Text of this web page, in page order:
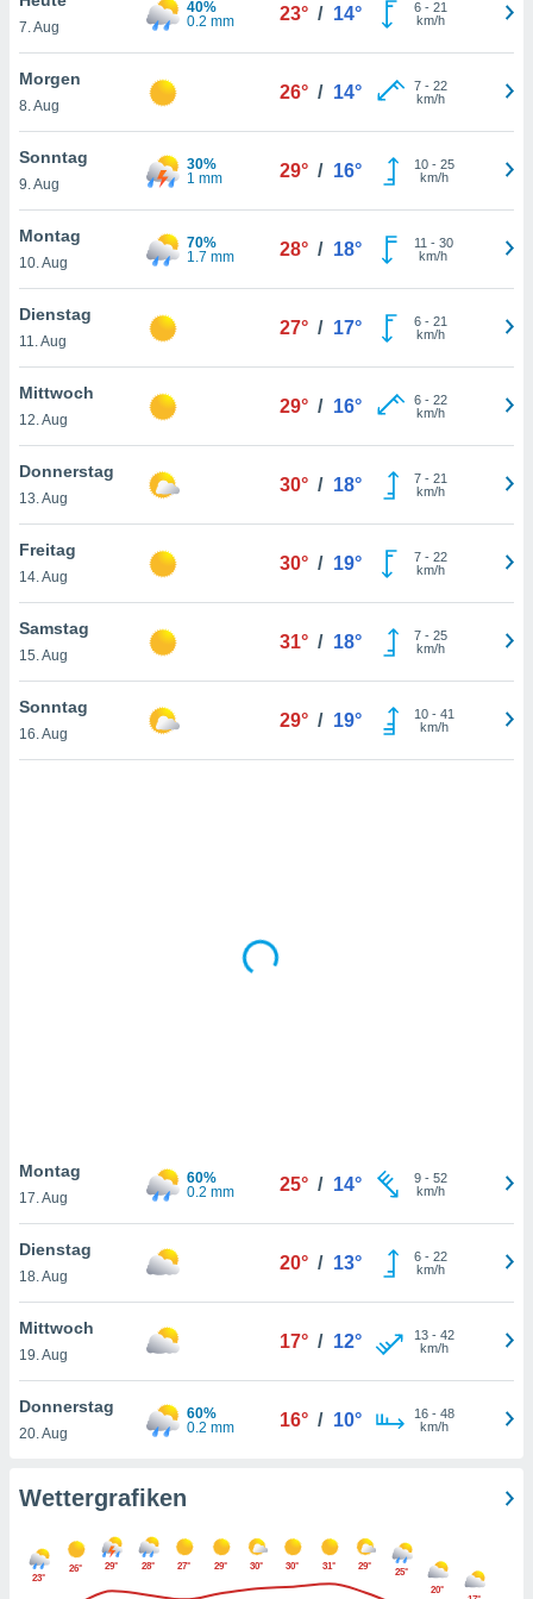
oder
Partner
es uns
das
der
Profil zu
Ihnen
finden
. Sie
jederzeit
Rand
können
von
und
klicken.
und
7. Aug
40%
0.2 mm
23° / 14° 6- 21
km/h
Morgen
8. Aug
26° / 14° 7- 22
km/h
Sonntag
9. Aug
30%
1 mm
29° / 16° 10- 25
km/h
Montag
10. Aug
70%
1.7 mm
28° / 18° 11 - 30
km/h
Dienstag
11. Aug
27° / 17° 6- 21
km/h
Mittwoch
12. Aug
29° / 16° 6- 22
km/h
Donnerstag
13. Aug
30° / 18° 7- 21
km/h
Freitag
14. Aug
30° / 19° 7- 22
km/h
Samstag
15. Aug
31° / 18° 7- 25
km/h
Sonntag
16. Aug
29° / 19° 10- 41
km/h
Montag
17. Aug
60%
0.2 mm
25° / 14° 9- 52
km/h
Dienstag
18. Aug
20° / 13° 6- 22
km/h
Mittwoch
19. Aug
17° / 12° 13- 42
km/h
Donnerstag
20. Aug
60%
0.2 mm
16° / 10° 16- 48
km/h
Wettergrafiken
23°
26° 29° 28° 27° 29° 30° 30° 31° 29°
25°
20°